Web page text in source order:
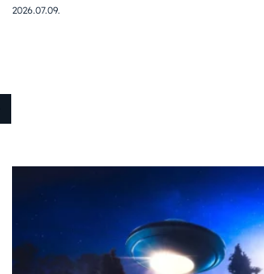
2026.07.09.